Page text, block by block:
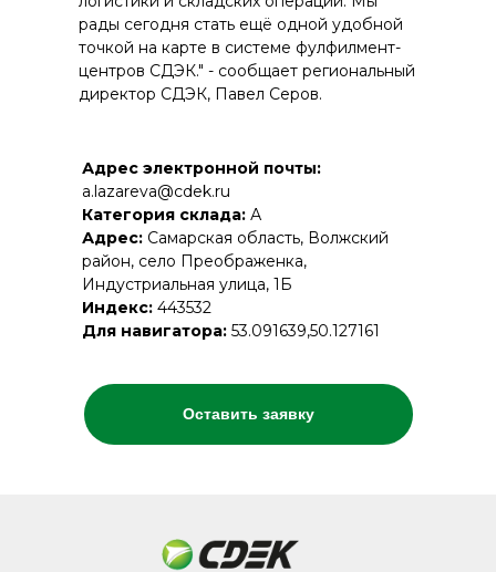
рады сегодня стать ещё одной удобной
точкой на карте в системе фулфилмент-
центров СДЭК." - сообщает региональный
директор СДЭК, Павел Серов.
Адрес электронной почты:
a.lazareva@cdek.ru
Категория склада: А
Адрес: Самарская область, Волжский
район, село Преображенка,
Индустриальная улица, 1Б
Индекс: 443532
Для навигатора: 53.091639,50.127161
Оставить заявку